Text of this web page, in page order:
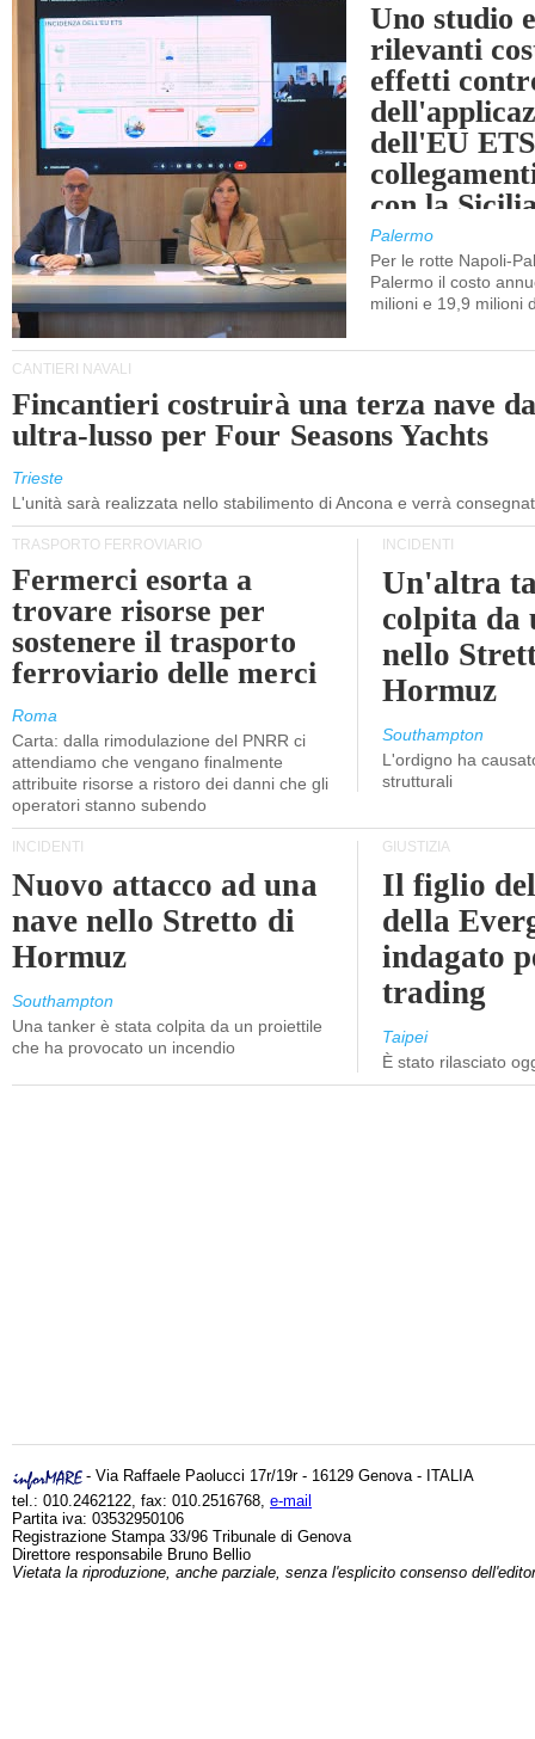
Uno studio
rilevanti
effetti
dell'EU
con la
Palermo
Per le rotte Napoli-
Palermo il costo
milioni e 19,9 milioni
CANTIERI NAVALI
Fincantieri costruirà una terza nave
ultra-lusso per Four Seasons Yachts
Trieste
L'unità sarà realizzata nello stabilimento di Ancona e verrà
TRASPORTO FERROVIARIO
Fermerci esorta a
trovare risorse per
sostenere il trasporto
ferroviario delle merci
Roma
Carta: dalla rimodulazione del PNRR ci
attendiamo che vengano finalmente
attribuite risorse a ristoro dei danni che gli
operatori stanno subendo
INCIDENTI
Un'altra
colpita da
nello
Hormuz
Southampton
L'ordigno ha
strutturali
INCIDENTI
Nuovo attacco ad una
nave nello Stretto di
Hormuz
Southampton
Una tanker è stata colpita da un proiettile
che ha provocato un incendio
GIUSTIZIA
Il figlio
della
indagato
trading
Taipei
È stato rilasciato
- Via Raffaele Paolucci 17r/19r - 16129 Genova - ITALIA
tel.: 010.2462122, fax: 010.2516768, e-mail
Partita iva: 03532950106
Registrazione Stampa 33/96 Tribunale di Genova
Direttore responsabile Bruno Bellio
Vietata la riproduzione, anche parziale, senza l'esplicito consenso